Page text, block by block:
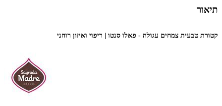
תיאור
קטורת טבעית צמחים עגולה - פאלו סנטו | ריפוי ואיזון רוחני